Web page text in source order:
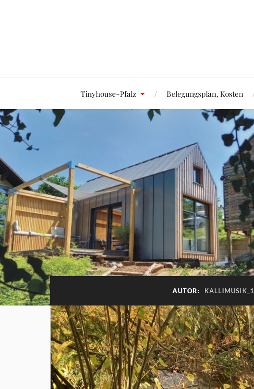
Tinyhouse-Pfalz Belegungsplan, Kosten
AUTOR: KALLIMUSIK_1